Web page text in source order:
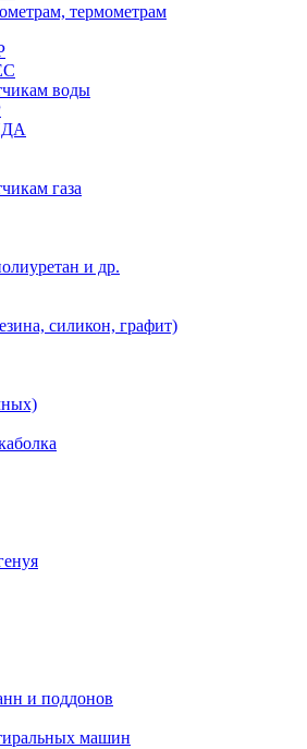
термометрам
воды
газа
и др.
силикон, графит)
и поддонов
машин